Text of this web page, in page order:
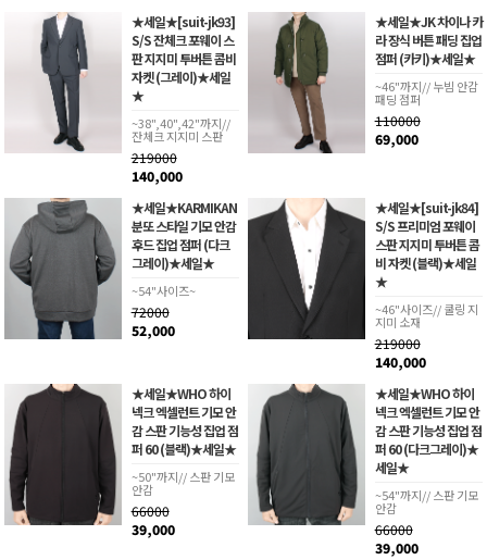
★세일★[suit-jk93]
S/S 잔체크 포웨이 스
판 지지미 투버튼 콤비
자켓 (그레이)★세일
★
~38",40",42"까지//
잔체크 지지미 스판
219000
140,000
★세일★JK 차이나 카
라 장식 버튼 패딩 집업
점퍼 (카키)★세일★
~46"까지// 누빔 안감
패딩 점퍼
110000
69,000
★세일★KARMIKAN
분또 스타일 기모 안감
후드 집업 점퍼 (다크
그레이)★세일★
~54"사이즈~
72000
52,000
★세일★[suit-jk84]
S/S 프리미엄 포웨이
스판 지지미 투버튼 콤
비 자켓 (블랙)★세일
★
~46"사이즈// 쿨링 지
지미 소재
219000
140,000
★세일★WHO 하이
넥크 엑셀런트 기모 안
감 스판 기능성 집업 점
퍼 60 (블랙)★세일★
~50"까지// 스판 기모
안감
66000
39,000
★세일★WHO 하이
넥크 엑셀런트 기모 안
감 스판 기능성 집업 점
퍼 60 (다크그레이)★
세일★
~54"까지// 스판 기모
안감
66000
39,000